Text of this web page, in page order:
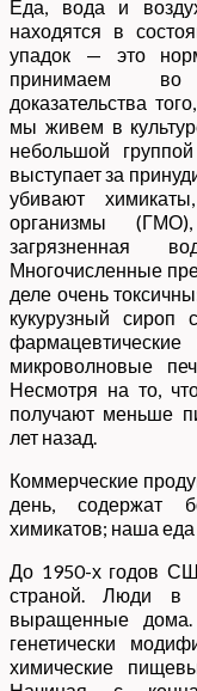
Еда, вода и
находятся в
упадок — это
принимаем во
доказательства
мы живем в
небольшой
выступает за
убивают
организмы
загрязненная
Многочисленные
деле очень
кукурузный сироп
микроволновые
Несмотря на то,
получают меньше
лет назад.
Коммерческие
день, содержат
химикатов; наша
До 1950-х годов
страной. Люди в
выращенные
генетически
химические